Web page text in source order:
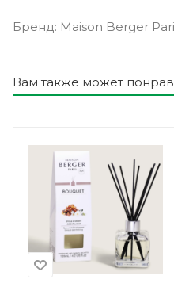
Бренд: Maison Berger
Вам также может